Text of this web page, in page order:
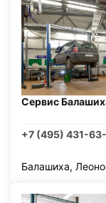
Сервис
+7 (495) 431-
Балашиха,